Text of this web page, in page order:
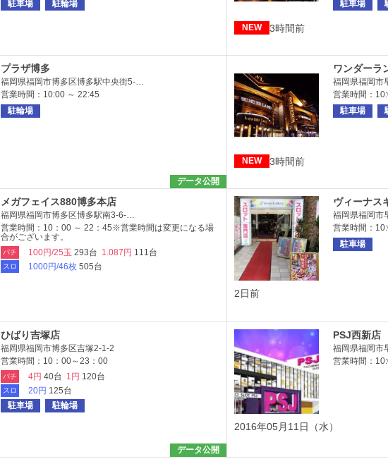
駐車場
駐輪場
駐車場
NEW 3時間前
プラザ博多
福岡県福岡市博多区博多駅中央街5-…
営業時間：10:00 ～ 22:45
駐輪場
データ公開
ワンダーラ
福岡県福岡
営業時間：
駐車場
NEW 3時間前
メガフェイス880博多本店
福岡県福岡市博多区博多駅南3-6-…
営業時間：10：00 ～ 22：45※営業時間は変更になる場
合がございます。
パチ 100円/25玉 293台 1.087円 111台
スロ 1000円/46枚 505台
ヴィーナス
福岡県福岡市
営業時間：
駐車場
2日前
ひばり吉塚店
福岡県福岡市博多区吉塚2-1-2
営業時間：10：00～23：00
パチ 4円 40台 1円 120台
スロ 20円 125台
駐車場
駐輪場
データ公開
PSJ西新店
福岡県福岡市
営業時間：
2016年05月11日（水）